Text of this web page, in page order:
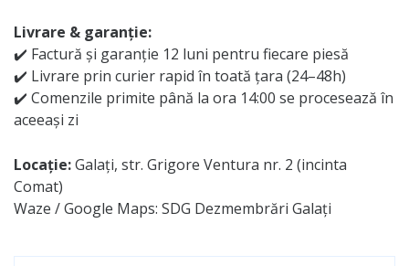
Livrare & garanție:
✔️ Factură și garanție 12 luni pentru fiecare piesă
✔️ Livrare prin curier rapid în toată țara (24–48h)
✔️ Comenzile primite până la ora 14:00 se procesează în
aceeași zi
Locație:Galați, str. Grigore Ventura nr. 2 (incinta
Comat)
Waze / Google Maps: SDG Dezmembrări Galați